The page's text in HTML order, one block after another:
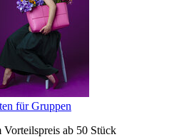
für Gruppen
Vorteilspreis ab 50 Stück